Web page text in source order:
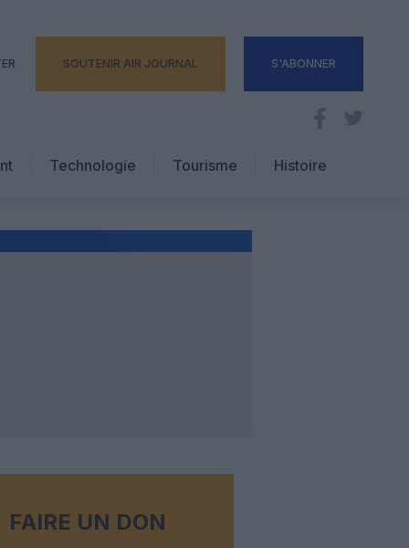
SOUTENIR AIR JOURNAL S'ABONNER
Technologie
Tourisme
Hôtellerie
Histoire
FAIRE UN DON